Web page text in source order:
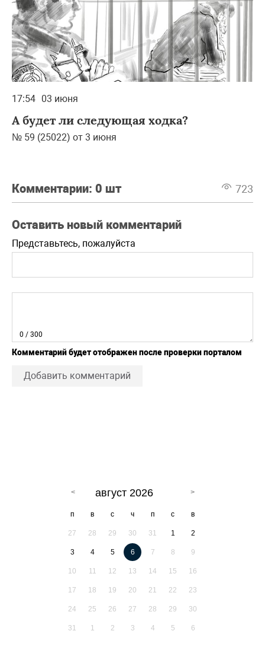
17:54 03 июня
А будет ли следующая ходка?
№ 59 (25022) от 3 июня
Комментарии: 0 шт 723
Оставить новый комментарий
Представьтесь, пожалуйста
0 / 300
Комментарий будет отображен после проверки порталом
Добавить комментарий
август 2026
п в с ч п с в
27 28 29 30 31 1 2
3 4 5 6 7 8 9
10 11 12 13 14 15 16
17 18 19 20 21 22 23
24 25 26 27 28 29 30
31 1 2 3 4 5 6